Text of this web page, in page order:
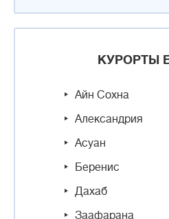
КУРОРТЫ
Айн Сохна
Александрия
Асуан
Беренис
Дахаб
Заафарана